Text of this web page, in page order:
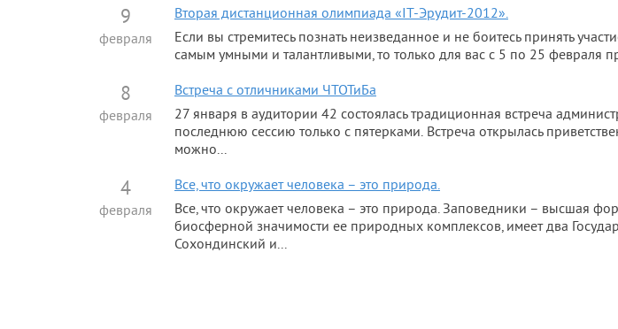
9
февраля
Вторая дистанционная олимпиада «IT-Эрудит-2012».
Если вы стремитесь познать неизведанное и не боитесь принять
самым умными и талантливыми, то только для вас с 5 по 25 февраля
8
февраля
Встреча с отличниками ЧТОТиБа
27 января в аудитории 42 состоялась традиционная встреча
последнюю сессию только с пятерками. Встреча открылась
можно...
4
февраля
Все, что окружает человека – это природа.
Все, что окружает человека – это природа. Заповедники – высшая
биосферной значимости ее природных комплексов, имеет два
Сохондинский и...